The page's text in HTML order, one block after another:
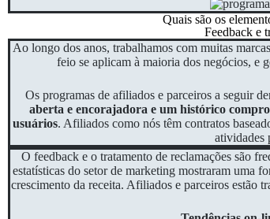
Quais são os
Feedback e
Ao longo dos anos, trabalhamos com muitas
feio se aplicam à maioria dos negócios, e
Os programas de afiliados e parceiros a seguir
aberta e encorajadora e um histórico
usuários. Afiliados como nós têm contratos
atividades
O feedback e o tratamento de reclamações são
estatísticas do setor de marketing mostraram uma
crescimento da receita. Afiliados e parceiros estão